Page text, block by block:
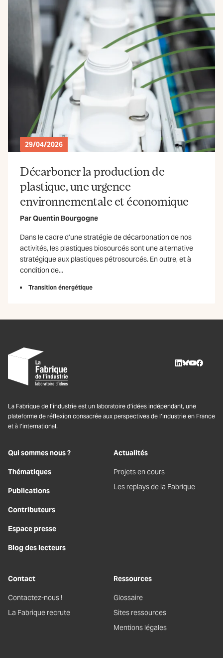
29/04/2026
Décarboner la production de
plastique, une urgence
environnementale et économique
ParQuentin Bourgogne
Dans le cadre d’une stratégie de décarbonation de nos
activités, les plastiques biosourcés sont une alternative
stratégique aux plastiques pétrosourcés. En outre, et à
condition de...
Transition énergétique
La Fabrique de l’industrie est un laboratoire d’idées indépendant, une
plateforme de réflexion consacrée aux perspectives de l’industrie en France
et à l’international.
Qui sommes nous ?
Thématiques
Publications
Contributeurs
Espace presse
Blog des lecteurs
Actualités
Projets en cours
Les replays de la Fabrique
Contact
Contactez-nous !
La Fabrique recrute
Ressources
Glossaire
Sites ressources
Mentions légales